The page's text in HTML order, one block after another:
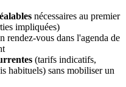
nécessaires au premier
impliquées)
rendez-vous dans l'agenda de
(tarifs indicatifs,
habituels) sans mobiliser un